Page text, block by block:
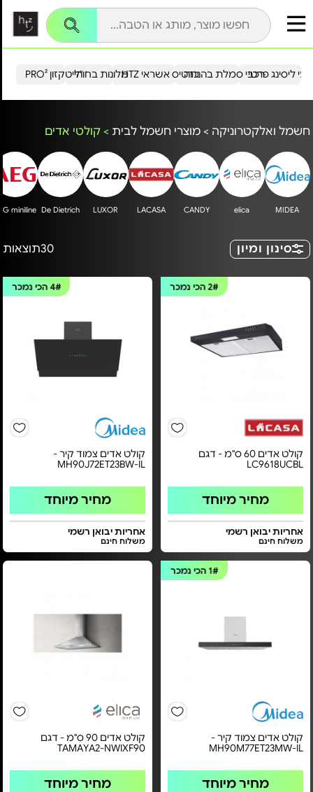
הייטקזון PRO²מלונות בחו"ל כרטיס אשראי HTZ ליסינג פרטירכבי סמלת בהנחה
חשמל ואלקטרוניקה > מוצרי חשמל לבית > קולטי אדים
MIDEA
elica
CANDY
LACASA
LUXOR
De Dietrich
miniline
סינון ומיון 30תוצאות
2#הכי נמכר
קולט אדים 60 ס"מ - דגם
LC9618UCBL
מחיר מיוחד
אחריות יבואן רשמי
משלוח חינם
4#הכי נמכר
קולט אדים צמוד קיר -
MH90J72ET23BW-IL
מחיר מיוחד
אחריות יבואן רשמי
משלוח חינם
1#הכי נמכר
קולט אדים צמוד קיר -
MH90M77ET23MW-IL
מחיר מיוחד
קולט אדים 90 ס"מ - דגם
TAMAYA2-NWIXF90
מחיר מיוחד